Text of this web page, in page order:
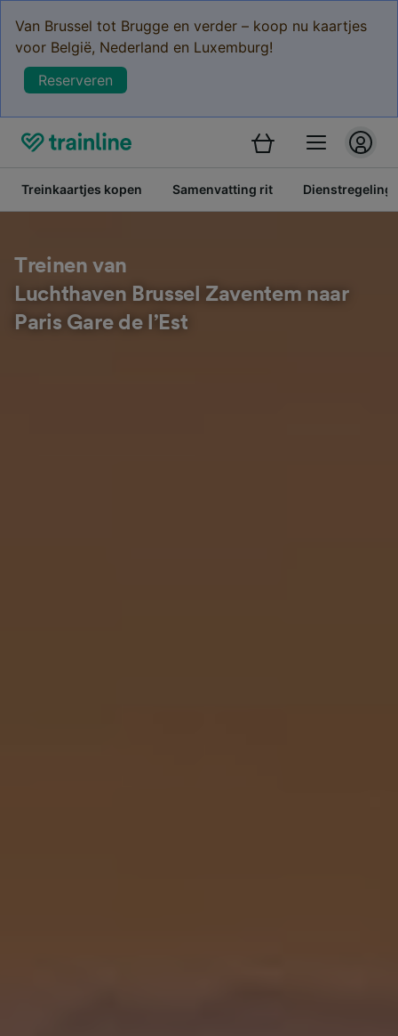
Van Brussel tot Brugge en verder – koop nu kaartjes
voor België, Nederland en Luxemburg!
Reserveren
Treinkaartjes kopen Samenvatting rit Dienstregeling
Treinen van
Luchthaven Brussel Zaventem naar
Paris Gare de l’Est